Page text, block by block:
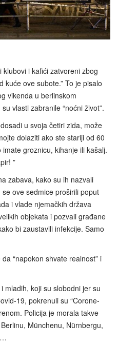
klubovi i kafići zatvoreni zbog
ove subote.” To je pisalo
vikenda u berlinskom
vlasti zabranile “noćni život”.
u svoja četiri zida, može
dolaziti ako ste stariji od 60
groznicu, kihanje ili kašalj.
”
zabava, kako su ih nazvali
ove sedmice proširili poput
i vlade njemačkih država
objekata i pozvali građane
bi zaustavili infekcije. Samo
“napokon shvate realnost” i
mladih, koji su slobodni jer su
19, pokrenuli su “Corone-
Policija je morala takve
Münchenu, Nürnbergu,